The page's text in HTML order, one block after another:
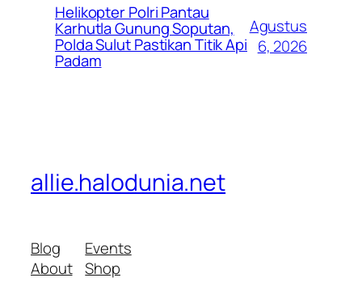
Helikopter Polri Pantau
Karhutla Gunung Soputan,
Polda Sulut Pastikan Titik Api
Padam
Agustus
6, 2026
allie.halodunia.net
Blog
About
Events
Shop